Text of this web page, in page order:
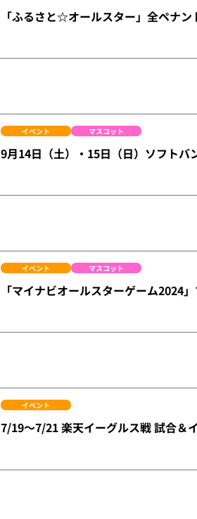
「ふるさと☆オールスター」全ペナ
イベント マスコット
9月14日（土）・15日（日）ソフト
イベント マスコット
「マイナビオールスターゲーム2024
イベント
7/19～7/21 楽天イーグルス戦 試合＆